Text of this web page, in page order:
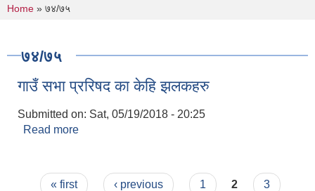
You are here
Home » ७४/७५
७४/७५
गाउँ सभा प्ररिषद का केहि झलकहरु
Submitted on: Sat, 05/19/2018 - 20:25
Read more
Pages
« first ‹ previous 1 2
3